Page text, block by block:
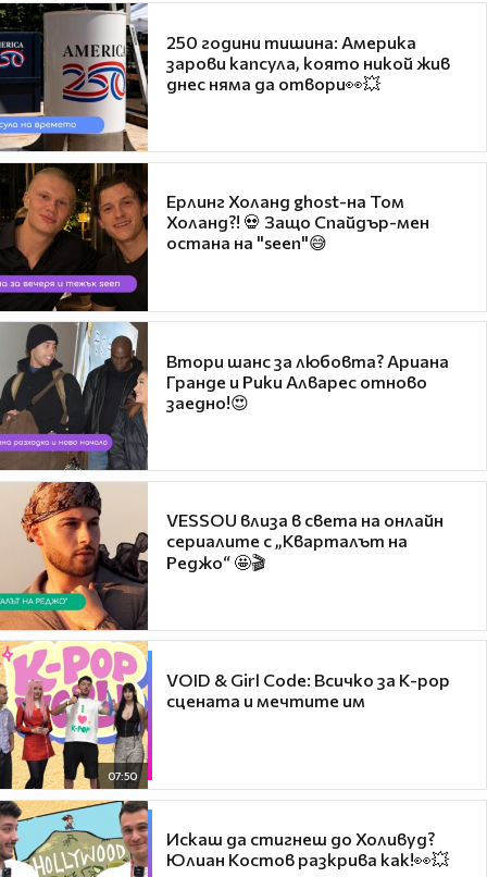
250 години тишина: Америка
зарови капсула, която никой жив
днес няма да отвори👀💥
Ерлинг Холанд ghost-на Том
Холанд?! 💀 Защо Спайдър-мен
остана на "seen"😅
Втори шанс за любовта? Ариана
Гранде и Рики Алварес отново
заедно!😍
VESSOU влиза в света на онлайн
сериалите с „Кварталът на
Реджо“ 🤩🎬
07:50
VOID & Girl Code: Всичко за K-pop
сцената и мечтите им
Искаш да стигнеш до Холивуд?
Юлиан Костов разкрива как!👀💥